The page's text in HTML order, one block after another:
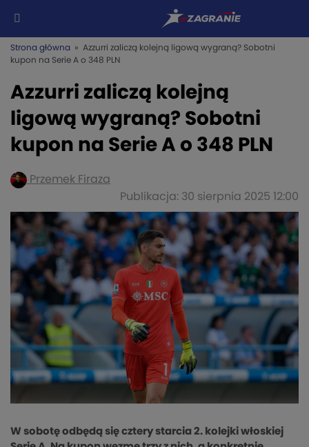
Strona główna » Azzurri zaliczą kolejną ligową wygraną? Sobotni
kupon na Serie A o 348 PLN
Azzurri zaliczą kolejną
ligową wygraną? Sobotni
kupon na Serie A o 348 PLN
Przemek Firaza
Publikacja: 30 sierpnia 2025 12:00
W sobotę odbędą się cztery starcia 2. kolejki włoskiej